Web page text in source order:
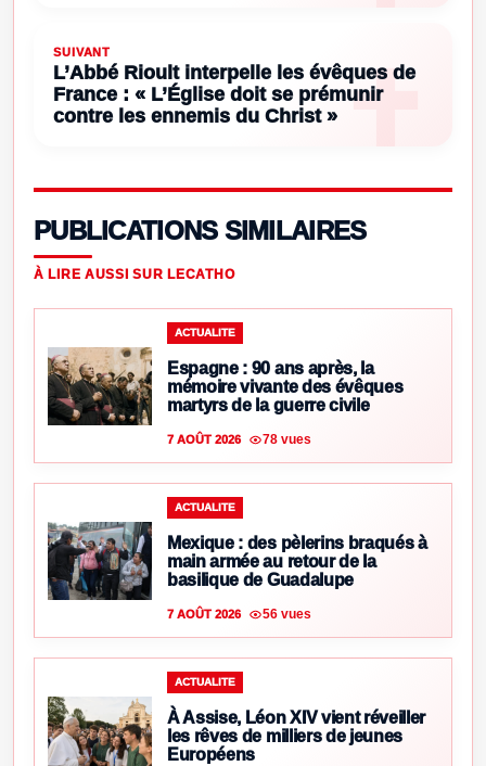
SUIVANT
L’Abbé Rioult interpelle les évêques de
France : « L’Église doit se prémunir
contre les ennemis du Christ »
PUBLICATIONS SIMILAIRES
À LIRE AUSSI SUR LECATHO
ACTUALITE
Espagne : 90 ans après, la
mémoire vivante des évêques
martyrs de la guerre civile
7 AOÛT 2026 78 vues
ACTUALITE
Mexique : des pèlerins braqués à
main armée au retour de la
basilique de Guadalupe
7 AOÛT 2026 56 vues
ACTUALITE
À Assise, Léon XIV vient réveiller
les rêves de milliers de jeunes
Européens